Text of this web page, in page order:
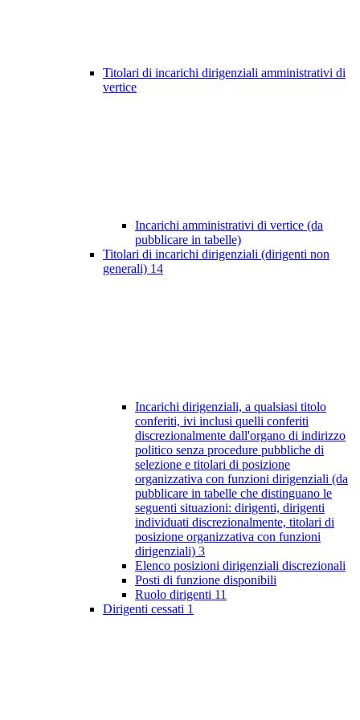
Titolari di incarichi dirigenziali amministrativi di
vertice
Incarichi amministrativi di vertice (da
pubblicare in tabelle)
Titolari di incarichi dirigenziali (dirigenti non
generali) 14
Incarichi dirigenziali, a qualsiasi titolo
conferiti, ivi inclusi quelli conferiti
discrezionalmente dall'organo di indirizzo
politico senza procedure pubbliche di
selezione e titolari di posizione
organizzativa con funzioni dirigenziali (da
pubblicare in tabelle che distinguano le
seguenti situazioni: dirigenti, dirigenti
individuati discrezionalmente, titolari di
posizione organizzativa con funzioni
dirigenziali) 3
Elenco posizioni dirigenziali discrezionali
Posti di funzione disponibili
Ruolo dirigenti 11
Dirigenti cessati 1